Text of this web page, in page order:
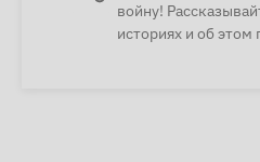
войну!
историях и об этом